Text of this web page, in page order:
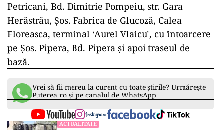
Petricani, Bd. Dimitrie Pompeiu, str. Gara
Herăstrău, Şos. Fabrica de Glucoză, Calea
Floreasca, terminal ‘Aurel Vlaicu’, cu întoarcere
pe Şos. Pipera, Bd. Pipera şi apoi traseul de
bază.
Vrei să fii mereu la curent cu toate știrile? Urmărește
Puterea.ro și pe canalul de WhatsApp
ACTUALITATE